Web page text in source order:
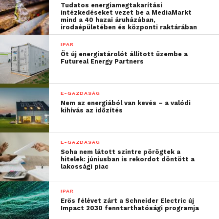
„papírnak” gondolnak
Bár a NIS2 irányelv 2024–2025-ben egyre nagyobb
hangsúlyt kapott, sok vállalat továbbra is kivár.
„A NIS2-t még mindig
sokan látják egy
adminisztratív
kötelezettségnek, pedig
valós kibervédelmi
intézkedéseket ír elő. A
beszállítói láncokban
pedig egyre nagyobb a
nyomás, hiszen a külföldi
partnerek már nem
Tudatos energiamegtakarítási
intézkedéseket vezet be a MediaMarkt
mind a 40 hazai áruházában,
irodaépületében és központi raktárában
IPAR
Öt új energiatárolót állított üzembe a
Futureal Energy Partners
E-GAZDASÁG
Nem az energiából van kevés – a valódi
kihívás az időzítés
E-GAZDASÁG
Soha nem látott szintre pörögtek a
hitelek: júniusban is rekordot döntött a
lakossági piac
IPAR
Erős félévet zárt a Schneider Electric új
Impact 2030 fenntarthatósági programja